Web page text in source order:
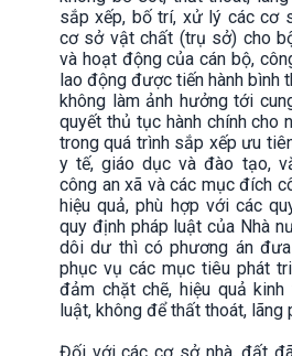
sắp xếp, bố trí, xử lý các cơ
cơ sở vật chất (trụ sở) cho
và hoạt động của cán bộ,
lao động được tiến hành bình
không làm ảnh hưởng tới
quyết thủ tục hành chính cho
trong quá trình sắp xếp ưu
y tế, giáo dục và đào tạo,
công an xã và các mục đích
hiệu quả, phù hợp với các
quy định pháp luật của Nhà
dôi dư thì có phương án
phục vụ các mục tiêu phát
đảm chặt chẽ, hiệu quả
luật, không để thất thoát, lãng
Đối với các cơ sở nhà, đất